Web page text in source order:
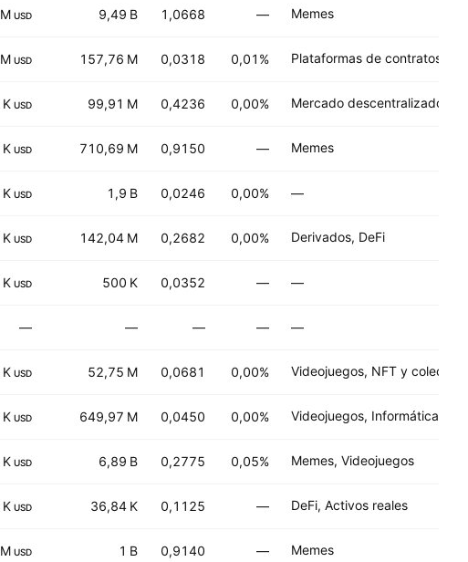
USD 9,49 B 1,0668 — Memes
USD 157,76 M 0,0318 0,01%
USD 99,91 M 0,4236 0,00%
USD 710,69 M 0,9150 — Memes
USD 1,9 B 0,0246 0,00% —
USD 142,04 M 0,2682 0,00% Derivados, DeFi
USD 500 K 0,0352 — —
— — — — —
USD 52,75 M 0,0681 0,00%
USD 649,97 M 0,0450 0,00%
USD 6,89 B 0,2775 0,05% Memes, Videojuegos
USD 36,84 K 0,1125 — DeFi, Activos reales
USD 1 B 0,9140 — Memes